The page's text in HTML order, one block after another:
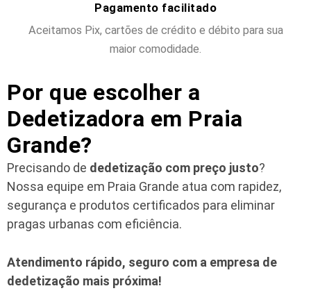
Pagamento facilitado
Aceitamos Pix, cartões de crédito e débito para sua
maior comodidade.
Por que escolher a
Dedetizadora em Praia
Grande?
Precisando de dedetização com preço justo?
Nossa equipe em Praia Grande atua com rapidez,
segurança e produtos certificados para eliminar
pragas urbanas com eficiência.
Atendimento rápido, seguro com a empresa de
dedetização mais próxima!